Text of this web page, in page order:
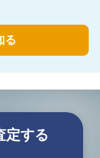
る
定する